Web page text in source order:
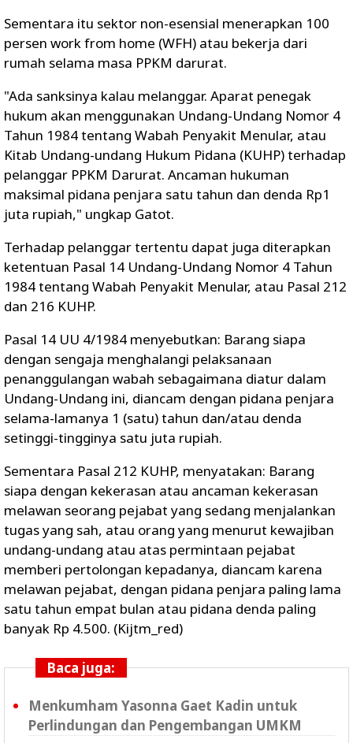
Sementara itu sektor non-esensial menerapkan 100
persen work from home (WFH) atau bekerja dari
rumah selama masa PPKM darurat.
"Ada sanksinya kalau melanggar. Aparat penegak
hukum akan menggunakan Undang-Undang Nomor 4
Tahun 1984 tentang Wabah Penyakit Menular, atau
Kitab Undang-undang Hukum Pidana (KUHP) terhadap
pelanggar PPKM Darurat. Ancaman hukuman
maksimal pidana penjara satu tahun dan denda Rp1
juta rupiah," ungkap Gatot.
Terhadap pelanggar tertentu dapat juga diterapkan
ketentuan Pasal 14 Undang-Undang Nomor 4 Tahun
1984 tentang Wabah Penyakit Menular, atau Pasal 212
dan 216 KUHP.
Pasal 14 UU 4/1984 menyebutkan: Barang siapa
dengan sengaja menghalangi pelaksanaan
penanggulangan wabah sebagaimana diatur dalam
Undang-Undang ini, diancam dengan pidana penjara
selama-lamanya 1 (satu) tahun dan/atau denda
setinggi-tingginya satu juta rupiah.
Sementara Pasal 212 KUHP, menyatakan: Barang
siapa dengan kekerasan atau ancaman kekerasan
melawan seorang pejabat yang sedang menjalankan
tugas yang sah, atau orang yang menurut kewajiban
undang-undang atau atas permintaan pejabat
memberi pertolongan kepadanya, diancam karena
melawan pejabat, dengan pidana penjara paling lama
satu tahun empat bulan atau pidana denda paling
banyak Rp 4.500. (Kijtm_red)
Baca juga:
Menkumham Yasonna Gaet Kadin untuk
Perlindungan dan Pengembangan UMKM